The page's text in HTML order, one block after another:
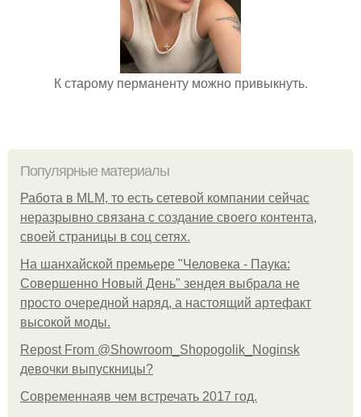
К старому перманенту можно привыкнуть.
Популярные материалы
Работа в MLM, то есть сетевой компании сейчас
неразрывно связана с создание своего контента,
своей страницы в соц сетях.
На шанхайской премьере "Человека - Паука:
Совершенно Новый День" зендея выбрала не
просто очередной наряд, а настоящий артефакт
высокой моды.
Repost From @Showroom_Shopogolik_Noginsk
девочки выпускницы?
Современнаяв чем встречать 2017 год.